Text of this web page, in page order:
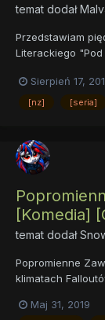
temat dodał
Przedstawiam
Literackiego
wrzucać ich
je niemal
Sierpień 17,
[nz] [seria]
[Komedia]
temat dodał
Popromienne
klimatach
napisana z jajem
Maj 31, 2019